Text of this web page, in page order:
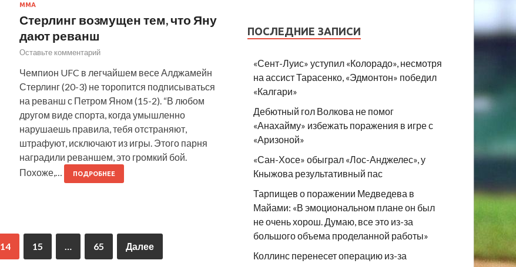
ММА
Стерлинг возмущен тем, что Яну
дают реванш
Оставьте комментарий
Чемпион UFC в легчайшем весе Алджамейн
Стерлинг (20-3) не торопится подписываться
на реванш с Петром Яном (15-2). “В любом
другом виде спорта, когда умышленно
нарушаешь правила, тебя отстраняют,
штрафуют, исключают из игры. Этого парня
наградили реваншем, это громкий бой.
Похоже,…
ПОДРОБНЕЕ
14 15 … 65 Далее
ПОСЛЕДНИЕ ЗАПИСИ
«Сент-Луис» уступил «Колорадо», несмотря
на ассист Тарасенко, «Эдмонтон» победил
«Калгари»
Дебютный гол Волкова не помог
«Анахайму» избежать поражения в игре с
«Аризоной»
«Сан-Хосе» обыграл «Лос-Анджелес», у
Кныжова результативный пас
Тарпищев о поражении Медведева в
Майами: «В эмоциональном плане он был
не очень хорош. Думаю, все это из-за
большого объема проделанной работы»
Коллинс перенесет операцию из-за